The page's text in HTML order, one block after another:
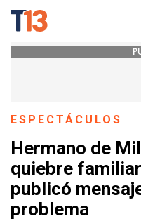
ESPECTÁCULOS
Hermano de
quiebre
publicó
problema